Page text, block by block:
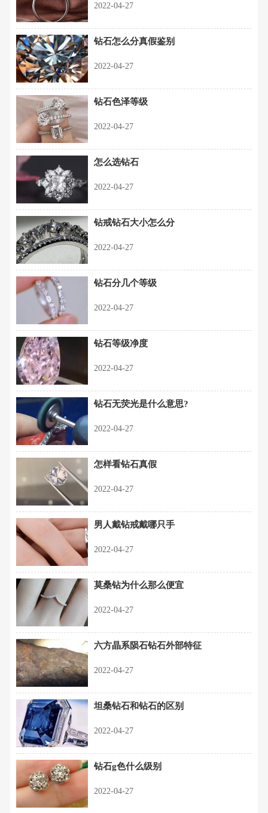
2022-04-27
钻石怎么分真假鉴别
2022-04-27
钻石色泽等级
2022-04-27
怎么选钻石
2022-04-27
钻戒钻石大小怎么分
2022-04-27
钻石分几个等级
2022-04-27
钻石等级净度
2022-04-27
钻石无荧光是什么意思?
2022-04-27
怎样看钻石真假
2022-04-27
男人戴钻戒戴哪只手
2022-04-27
莫桑钻为什么那么便宜
2022-04-27
六方晶系陨石钻石外部特征
2022-04-27
坦桑钻石和钻石的区别
2022-04-27
钻石g色什么级别
2022-04-27